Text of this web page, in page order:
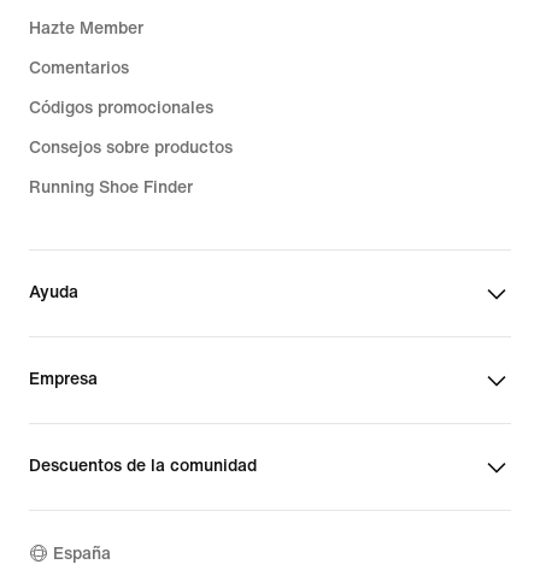
Hazte Member
Comentarios
Códigos promocionales
Consejos sobre productos
Running Shoe Finder
Ayuda
Empresa
Descuentos de la comunidad
España